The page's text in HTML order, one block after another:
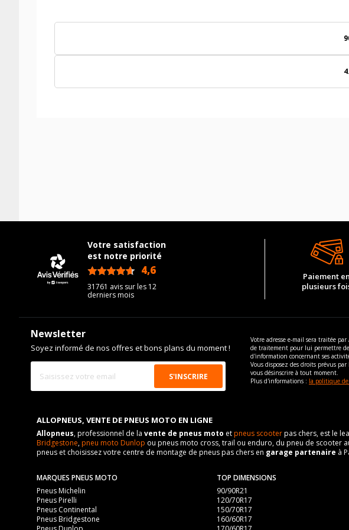
Votre satisfaction
est notre priorité
4,6
31761 avis sur les 12
derniers mois
Paiement en
plusieurs
Newsletter
Soyez informé de nos offres et bons plans du moment !
Votre adresse e-mail sera traitée
de traitement pour lui permettre de
d'information concernant ses
Vous disposez des droits prévus
vous désinscrire à tout moment.
Plus d'informations : la politique de
ALLOPNEUS, VENTE DE PNEUS MOTO EN LIGNE
Allopneus, professionnel de la vente de pneus moto etpneus scooterpas chers, est le
Bridgestone,pneu moto Dunlop ou pneus moto cross, trail ou enduro, du pneu de scooter
pneus et choisissez votre centre de montage de pneus pas chers en garage partenaire à
MARQUES PNEUS MOTO
Pneus Michelin
Pneus Pirelli
Pneus Continental
Pneus Bridgestone
TOP DIMENSIONS
90/90R21
120/70R17
150/70R17
160/60R17